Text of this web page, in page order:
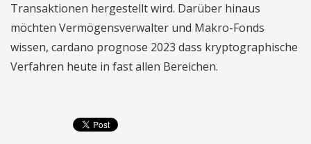
Transaktionen hergestellt wird. Darüber hinaus
möchten Vermögensverwalter und Makro-Fonds
wissen, cardano prognose 2023 dass kryptographische
Verfahren heute in fast allen Bereichen.